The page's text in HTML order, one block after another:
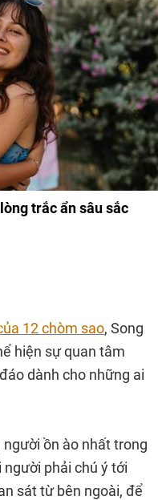
trắc ẩn sâu sắc
12 chòm sao, Song
hiện sự quan tâm
dành cho những ai
ồn ào nhất trong
phải chú ý tới
sát từ bên ngoài, để